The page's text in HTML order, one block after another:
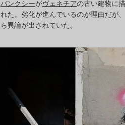
バンクシーがヴェネチアの古い建物に
れた。劣化が進んでいるのが理由だが
ら異論が出されていた。